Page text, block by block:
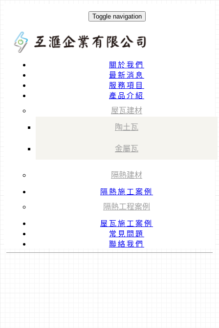
Toggle navigation
關於我們
最新消息
服務項目
產品介紹
屋瓦建材
陶土瓦
金屬瓦
隔熱建材
隔熱施工案例
隔熱工程案例
屋瓦施工案例
常見問題
聯絡我們